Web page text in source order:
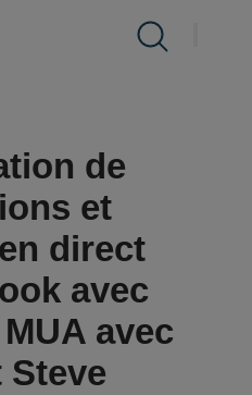
de
et
direct
avec
avec
Steve